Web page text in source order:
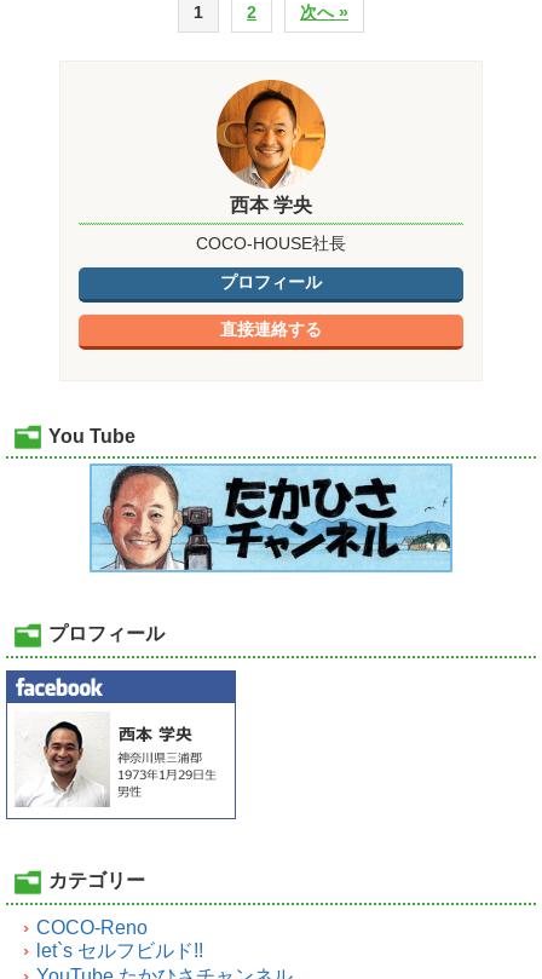
1 2 次へ »
西本 学央
COCO-HOUSE社長
プロフィール
直接連絡する
You Tube
プロフィール
カテゴリー
COCO-Reno
let`s セルフビルド!!